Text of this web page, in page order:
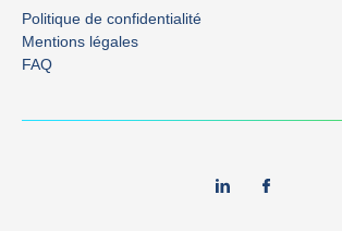
Politique de confidentialité
Mentions légales
FAQ